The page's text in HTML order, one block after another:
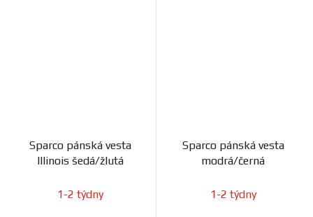
Sparco pánská vesta
Illinois šedá/žlutá
1-2 týdny
Sparco pánská vesta
modrá/černá
1-2 týdny